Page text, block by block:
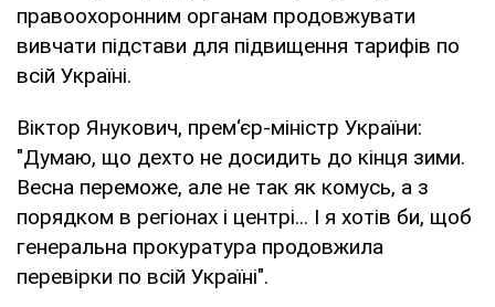
правоохоронним органам продовжувати
вивчати підстави для підвищення тарифів по
всій Україні.
Віктор Янукович, прем‘єр-міністр України:
"Думаю, що дехто не досидить до кінця зими.
Весна переможе, але не так як комусь, а з
порядком в регіонах і центрі... І я хотів би, щоб
генеральна прокуратура продовжила
перевірки по всій Україні".